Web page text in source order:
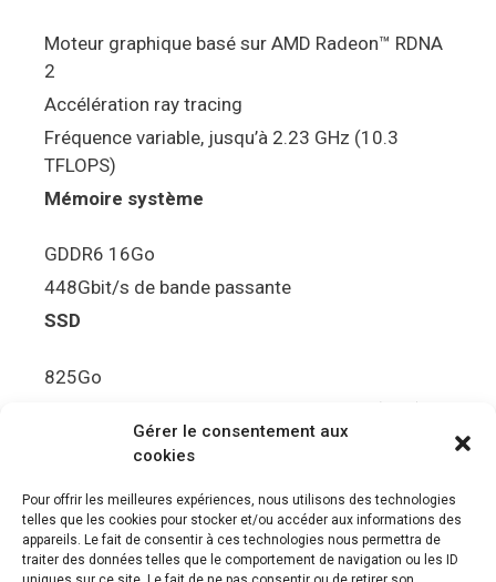
Gérer le consentement aux
cookies
Pour offrir les meilleures expériences, nous utilisons des technologies
telles que les cookies pour stocker et/ou accéder aux informations des
appareils. Le fait de consentir à ces technologies nous permettra de
traiter des données telles que le comportement de navigation ou les ID
Moteur graphique basé sur AMD Radeon™ RDNA
2
Accélération ray tracing
Fréquence variable, jusqu’à 2.23 GHz (10.3
TFLOPS)
Mémoire système
GDDR6 16Go
448Gbit/s de bande passante
SSD
825Go
5.5Gbit/s de bande passante en lecture (Brut)
Disque de jeu PS5
Ultra HD Blu-ray™, jusqu’à 100Go/disque
Sortie vidéo